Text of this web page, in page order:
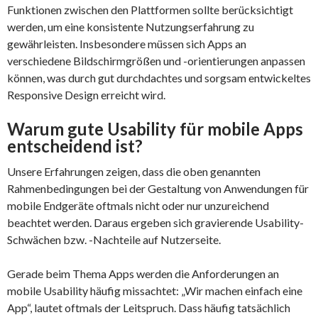
Funktionen zwischen den Plattformen sollte berücksichtigt
werden, um eine konsistente Nutzungserfahrung zu
gewährleisten. Insbesondere müssen sich Apps an
verschiedene Bildschirmgrößen und -orientierungen anpassen
können, was durch gut durchdachtes und sorgsam entwickeltes
Responsive Design erreicht wird.
Warum gute Usability für mobile Apps
entscheidend ist?
Unsere Erfahrungen zeigen, dass die oben genannten
Rahmenbedingungen bei der Gestaltung von Anwendungen für
mobile Endgeräte oftmals nicht oder nur unzureichend
beachtet werden. Daraus ergeben sich gravierende Usability-
Schwächen bzw. -Nachteile auf Nutzerseite.
Gerade beim Thema Apps werden die Anforderungen an
mobile Usability häufig missachtet: „Wir machen einfach eine
App“, lautet oftmals der Leitspruch. Dass häufig tatsächlich